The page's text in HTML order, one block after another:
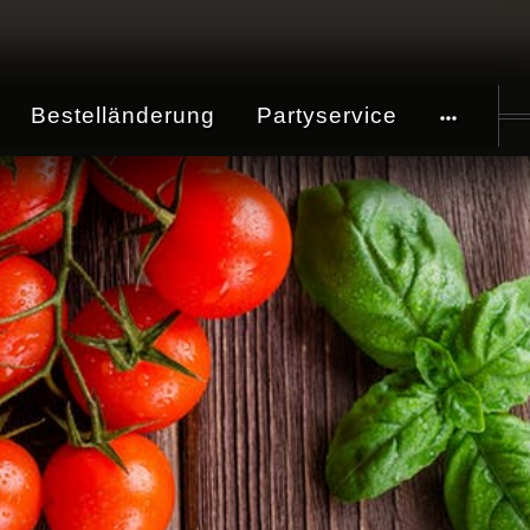
Bestelländerung Partyservice More